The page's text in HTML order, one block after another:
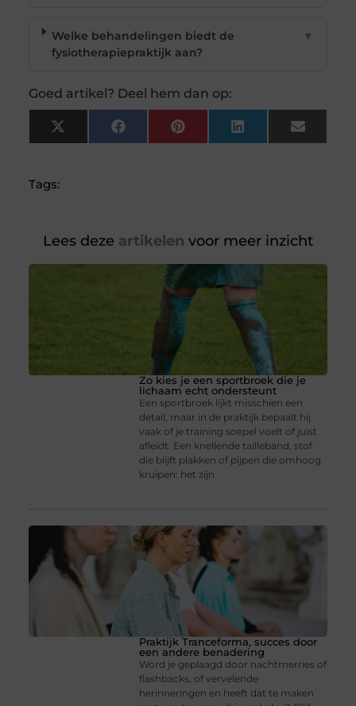
Welke behandelingen biedt de
fysiotherapiepraktijk aan?
▼
Goed artikel? Deel hem dan op:
X
(Twitter)
FacebookPinterest LinkedIn Email
Tags:
Lees deze artikelen voor meer inzicht
Zo kies je een sportbroek die je
lichaam echt ondersteunt
Een sportbroek lijkt misschien een
detail, maar in de praktijk bepaalt hij
vaak of je training soepel voelt of juist
afleidt. Een knellende tailleband, stof
die blijft plakken of pijpen die omhoog
kruipen: het zijn
Praktijk Tranceforma, succes door
een andere benadering
Word je geplaagd door nachtmerries of
flashbacks, of vervelende
herinneringen en heeft dat te maken